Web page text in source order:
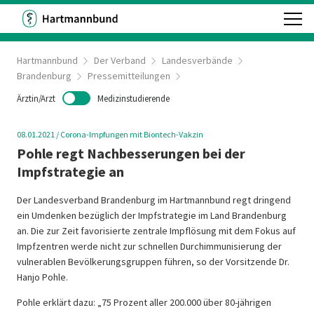
Hartmannbund Der Verband
Landesverbände
Brandenburg
Pressemitteilungen
Ärztin/Arzt Medizinstudierende
08.01.2021 / Corona-Impfungen mit Biontech-Vakzin
Pohle regt Nachbesserungen bei der
Impfstrategie an
Der Landesverband Brandenburg im Hartmannbund regt dringend
ein Umdenken bezüglich der Impfstrategie im Land Brandenburg
an. Die zur Zeit favorisierte zentrale Impflösung mit dem Fokus auf
Impfzentren werde nicht zur schnellen Durchimmunisierung der
vulnerablen Bevölkerungsgruppen führen, so der Vorsitzende Dr.
Hanjo Pohle.
Pohle erklärt dazu: „75 Prozent aller 200.000 über 80-jährigen